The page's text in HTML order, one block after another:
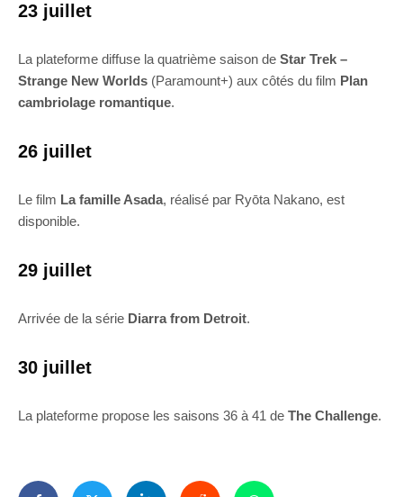
23 juillet
La plateforme diffuse la quatrième saison de Star Trek –
Strange New Worlds (Paramount+) aux côtés du film Plan
cambriolage romantique.
26 juillet
Le film La famille Asada, réalisé par Ryōta Nakano, est
disponible.
29 juillet
Arrivée de la série Diarra from Detroit.
30 juillet
La plateforme propose les saisons 36 à 41 de The Challenge.